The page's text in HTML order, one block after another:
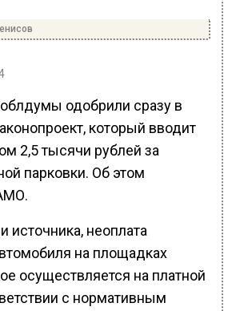
одобрили сразу в
который вводит
2,5 тысячи рублей за
парковки. Об этом
источника, неоплата
на площадках
осуществляется на платной
с нормативным